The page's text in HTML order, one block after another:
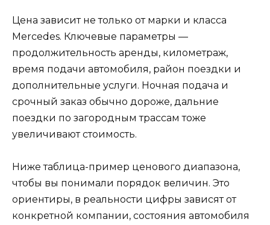
Цена зависит не только от марки и класса
Mercedes. Ключевые параметры —
продолжительность аренды, километраж,
время подачи автомобиля, район поездки и
дополнительные услуги. Ночная подача и
срочный заказ обычно дороже, дальние
поездки по загородным трассам тоже
увеличивают стоимость.
Ниже таблица-пример ценового диапазона,
чтобы вы понимали порядок величин. Это
ориентиры, в реальности цифры зависят от
конкретной компании, состояния автомобиля